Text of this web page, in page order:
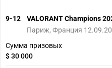
9-12
VALORANT Champions
Париж, Франция
Сумма призовых
$ 30 000